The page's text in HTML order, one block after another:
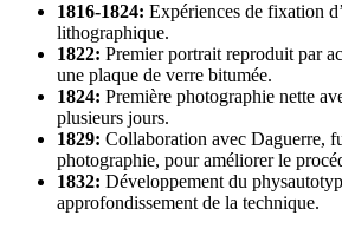
1816-1824: Expériences de fixation
lithographique.
1822: Premier portrait reproduit par
une plaque de verre bitumée.
1824: Première photographie nette
plusieurs jours.
1829: Collaboration avec Daguerre,
photographie, pour améliorer le
1832: Développement du
approfondissement de la technique.